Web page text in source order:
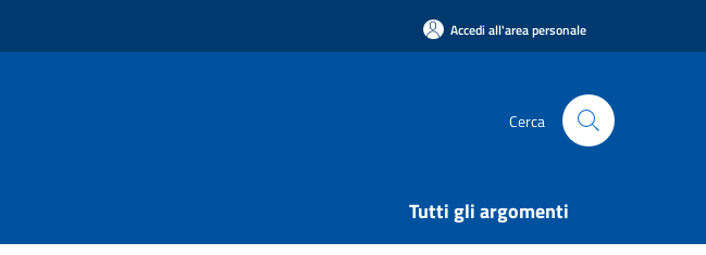
Accedi all'area personale
Cerca
Tutti gli argomenti